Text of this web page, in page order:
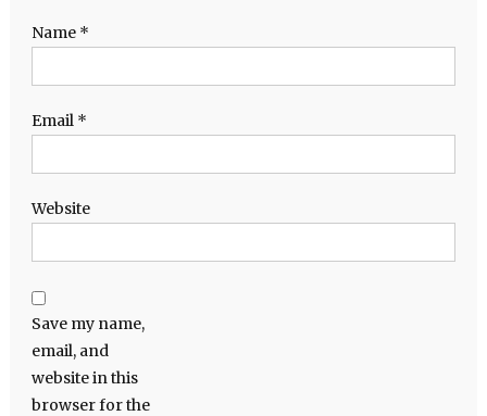
Name *
Email *
Website
Save my name,
email, and
website in this
browser for the